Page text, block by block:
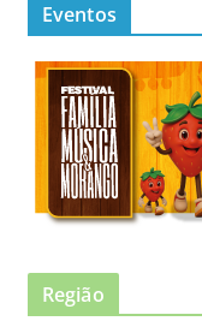
Eventos
Região